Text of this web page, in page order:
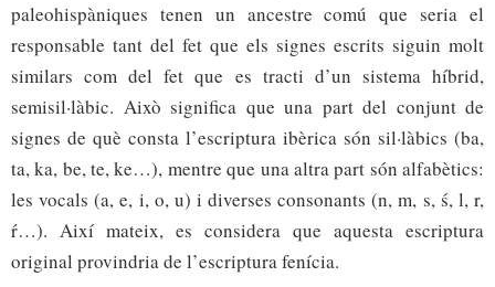
paleohispàniques tenen un ancestre comú que seria el
responsable tant del fet que els signes escrits siguin molt
similars com del fet que es tracti d’un sistema híbrid,
semisil·làbic. Això significa que una part del conjunt de
signes de què consta l’escriptura ibèrica són sil·làbics (ba,
ta, ka, be, te, ke…), mentre que una altra part són alfabètics:
les vocals (a, e, i, o, u) i diverses consonants (n, m, s, ś, l, r,
ŕ…). Així mateix, es considera que aquesta escriptura
original provindria de l’escriptura fenícia.